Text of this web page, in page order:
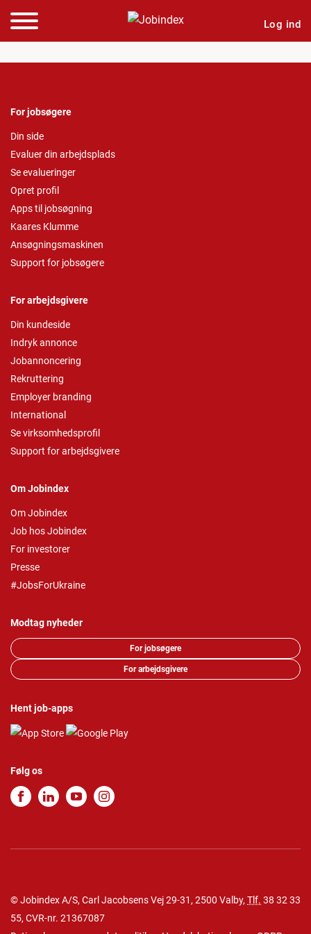
Log ind
For jobsøgere
Din side
Evaluer din arbejdsplads
Se evalueringer
Opret profil
Apps til jobsøgning
Kaares Klumme
Ansøgningsmaskinen
Support for jobsøgere
For arbejdsgivere
Din kundeside
Indryk annonce
Jobannoncering
Rekruttering
Employer branding
International
Se virksomhedsprofil
Support for arbejdsgivere
Om Jobindex
Om Jobindex
Job hos Jobindex
For investorer
Presse
#JobsForUkraine
Modtag nyheder
For jobsøgere
For arbejdsgivere
Hent job-apps
Følg os
© Jobindex A/S, Carl Jacobsens Vej 29-31, 2500 Valby, Tlf. 38 32 33
55, CVR-nr. 21367087